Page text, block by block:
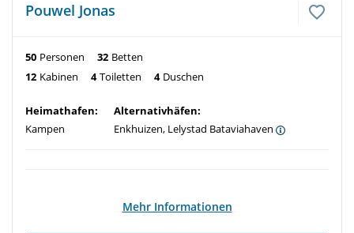
Pouwel Jonas
50 Personen 32 Betten
12 Kabinen 4 Toiletten 4 Duschen
Heimathafen:
Kampen
Alternativhäfen:
Enkhuizen, Lelystad Bataviahaven
Mehr Informationen